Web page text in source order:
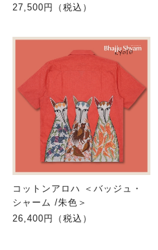
27,500円（税込）
コットンアロハ ＜バッジュ・
シャーム /朱色＞
26,400円（税込）